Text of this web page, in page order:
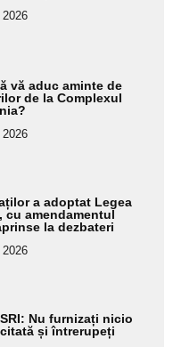
vă aduc aminte de
de la Complexul
a adoptat Legea
cu amendamentul
la dezbateri
Nu furnizați nicio
și întrerupeți